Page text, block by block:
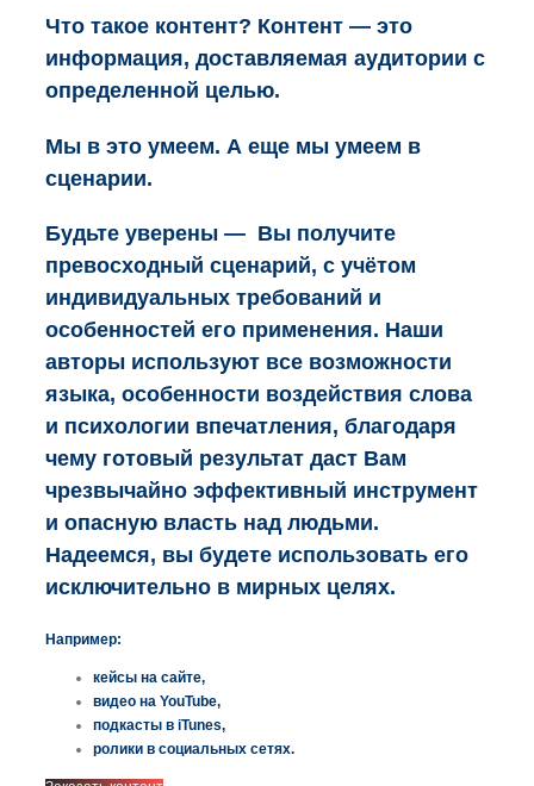
Что такое контент? Контент — это
информация, доставляемая аудитории с
определенной целью.
Мы в это умеем. А еще мы умеем в
сценарии.
Будьте уверены — Вы получите
превосходный сценарий, с учётом
индивидуальных требований и
особенностей его применения. Наши
авторы используют все возможности
языка, особенности воздействия слова
и психологии впечатления, благодаря
чему готовый результат даст Вам
чрезвычайно эффективный инструмент
и опасную власть над людьми.
Надеемся, вы будете использовать его
исключительно в мирных целях.
Например:
кейсы на сайте,
видео на YouTube,
подкасты в iTunes,
ролики в социальных сетях.